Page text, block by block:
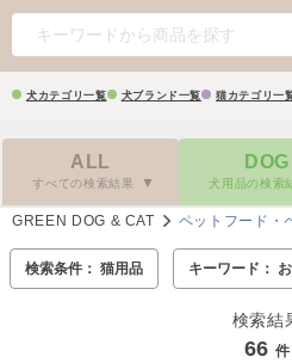
犬カテゴリ一覧 犬ブランド一覧 猫カテゴリ一
ALL
すべての検索結果
DOG
犬用品の検索
GREEN DOG & CAT ペットフード・
検索条件： 猫用品 キーワード：
検索結
66 件